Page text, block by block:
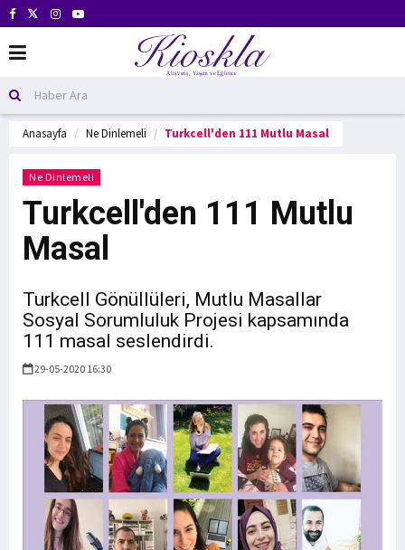
Anasayfa Ne Dinlemeli Turkcell'den 111 Mutlu Masal
Ne Dinlemeli
Turkcell'den 111 Mutlu
Masal
Turkcell Gönüllüleri, Mutlu Masallar
Sosyal Sorumluluk Projesi kapsamında
111 masal seslendirdi.
29-05-2020 16:30